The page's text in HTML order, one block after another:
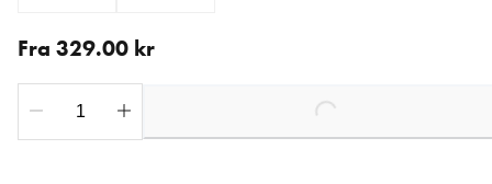
Fra 329.00 kr
Loading...